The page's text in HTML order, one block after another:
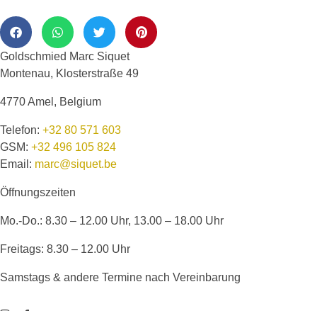
Goldschmied Marc Siquet
Montenau, Klosterstraße 49
4770 Amel, Belgium
Telefon: +32 80 571 603
GSM: +32 496 105 824
Email: marc@siquet.be
Öffnungszeiten
Mo.-Do.: 8.30 – 12.00 Uhr, 13.00 – 18.00 Uhr
Freitags: 8.30 – 12.00 Uhr
Samstags & andere Termine nach Vereinbarung